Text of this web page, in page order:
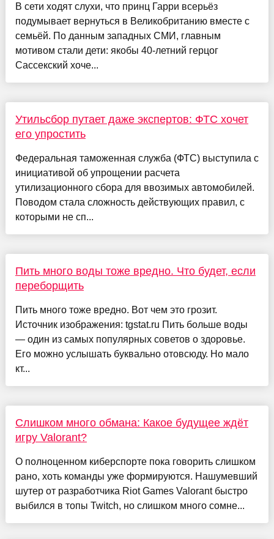
В сети ходят слухи, что принц Гарри всерьёз
подумывает вернуться в Великобританию вместе с
семьёй. По данным западных СМИ, главным
мотивом стали дети: якобы 40-летний герцог
Сассекский хоче...
Утильсбор путает даже экспертов: ФТС хочет
его упростить
Федеральная таможенная служба (ФТС) выступила с
инициативой об упрощении расчета
утилизационного сбора для ввозимых автомобилей.
Поводом стала сложность действующих правил, с
которыми не сп...
Пить много воды тоже вредно. Что будет, если
переборщить
Пить много тоже вредно. Вот чем это грозит.
Источник изображения: tgstat.ru Пить больше воды
— один из самых популярных советов о здоровье.
Его можно услышать буквально отовсюду. Но мало
кт...
Слишком много обмана: Какое будущее ждёт
игру Valorant?
О полноценном киберспорте пока говорить слишком
рано, хоть команды уже формируются. Нашумевший
шутер от разработчика Riot Games Valorant быстро
выбился в топы Twitch, но слишком много сомне...